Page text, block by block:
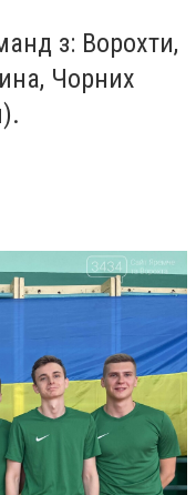
з: Ворохти,
Чорних